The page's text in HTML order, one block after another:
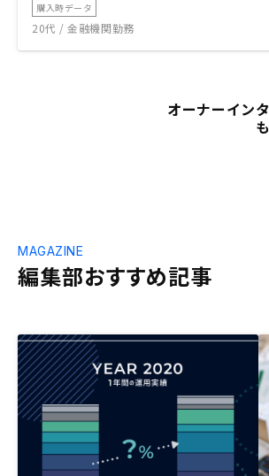
購入時データ
20代 / 金融機関勤務
オーナーイン
編集部おすすめ記事
MAGAZINE